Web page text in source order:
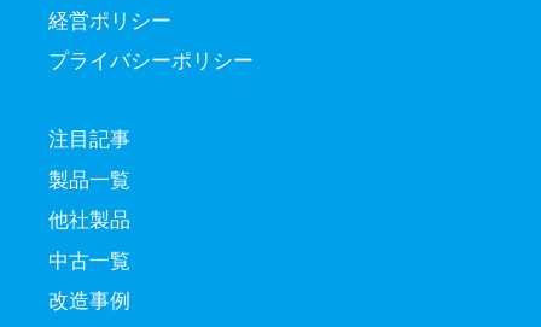
経営ポリシー
プライバシーポリシー
注目記事
製品一覧
他社製品
中古一覧
改造事例